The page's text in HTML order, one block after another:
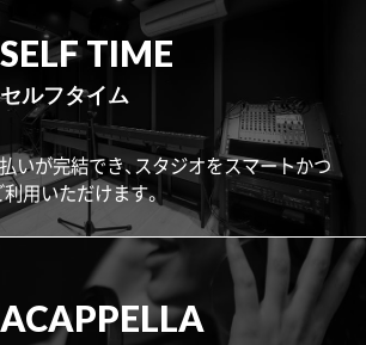
SELF TIME
セルフタイム
いが完結でき、スタジオをスマートかつ
用いただけます。
ACAPPELLA